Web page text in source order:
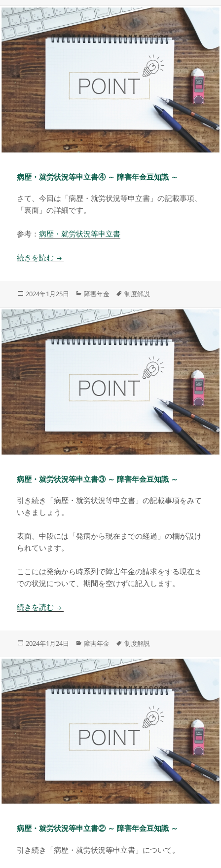
リ
ー
病歴・就労状況等申立書④ ～ 障害年金豆知識 ～
さて、今回は「病歴・就労状況等申立書」の記載事項、
「裏面」の詳細です。
参考：病歴・就労状況等申立書
続きを読む 病歴・就労状況等申立書④ ～ 障害年金豆知識 ～
投
日:
2024年1月25日
カ
ゴ
リ
ー
障害年金
タ
制度解説
病歴・就労状況等申立書③ ～ 障害年金豆知識 ～
引き続き「病歴・就労状況等申立書」の記載事項をみて
いきましょう。
表面、中段には「発病から現在までの経過」の欄が設け
られています。
ここには発病から時系列で障害年金の請求をする現在ま
での状況について、期間を空けずに記入します。
続きを読む 病歴・就労状況等申立書③ ～ 障害年金豆知識 ～
投
日:
2024年1月24日
カ
ゴ
リ
ー
障害年金
タ
制度解説
病歴・就労状況等申立書② ～ 障害年金豆知識 ～
引き続き「病歴・就労状況等申立書」について。